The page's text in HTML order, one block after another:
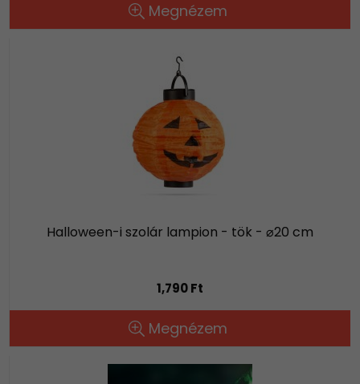
Megnézem
Halloween-i szolár lampion - tök - ⌀20 cm
1,790 Ft
Megnézem